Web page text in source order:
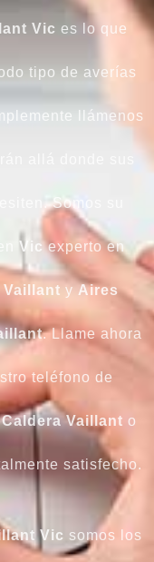
Vic es lo que
tipo de averías
llámenos
Somos su
Vicexperto en
y Aires
. Llame ahora
teléfono de
Caldera Vaillant o
satisfecho.
Vic somos los